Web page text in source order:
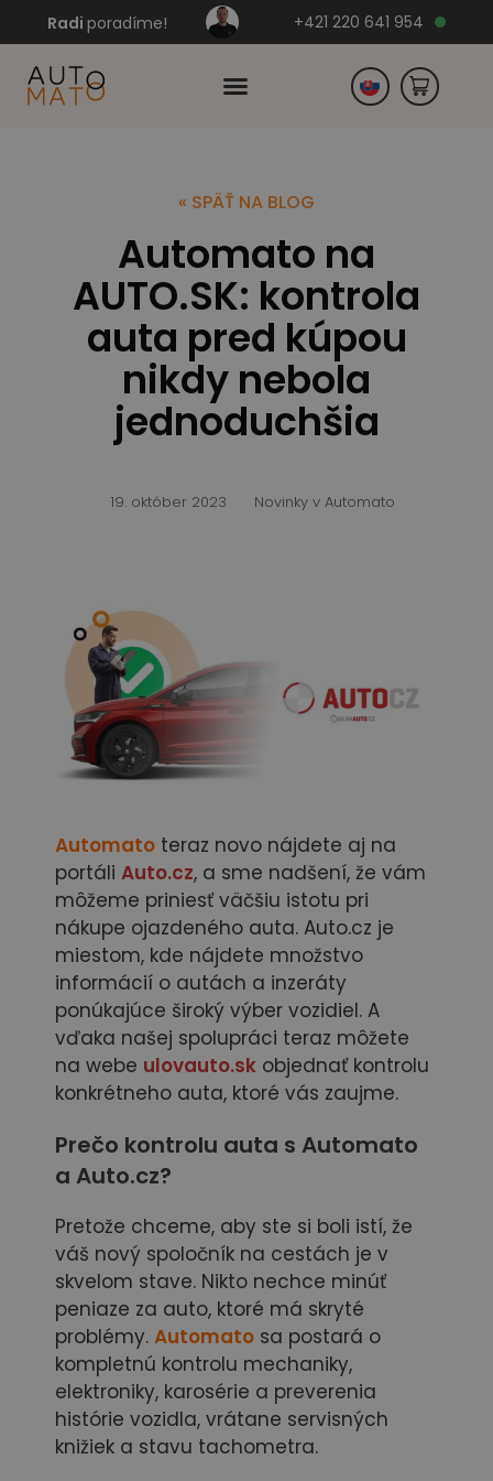
Radi poradíme! +421 220 641 954
« SPÄŤ NA BLOG
Automato na
AUTO.SK: kontrola
auta pred kúpou
nikdy nebola
jednoduchšia
19. október 2023 Novinky v Automato
Automato teraz novo nájdete aj na
portáli Auto.cz, a sme nadšení, že vám
môžeme priniesť väčšiu istotu pri
nákupe ojazdeného auta. Auto.cz je
miestom, kde nájdete množstvo
informácií o autách a inzeráty
ponúkajúce široký výber vozidiel. A
vďaka našej spolupráci teraz môžete
na webe ulovauto.sk objednať kontrolu
konkrétneho auta, ktoré vás zaujme.
Prečo kontrolu auta s Automato
a Auto.cz?
Pretože chceme, aby ste si boli istí, že
váš nový spoločník na cestách je v
skvelom stave. Nikto nechce minúť
peniaze za auto, ktoré má skryté
problémy. Automato sa postará o
kompletnú kontrolu mechaniky,
elektroniky, karosérie a preverenia
histórie vozidla, vrátane servisných
knižiek a stavu tachometra.